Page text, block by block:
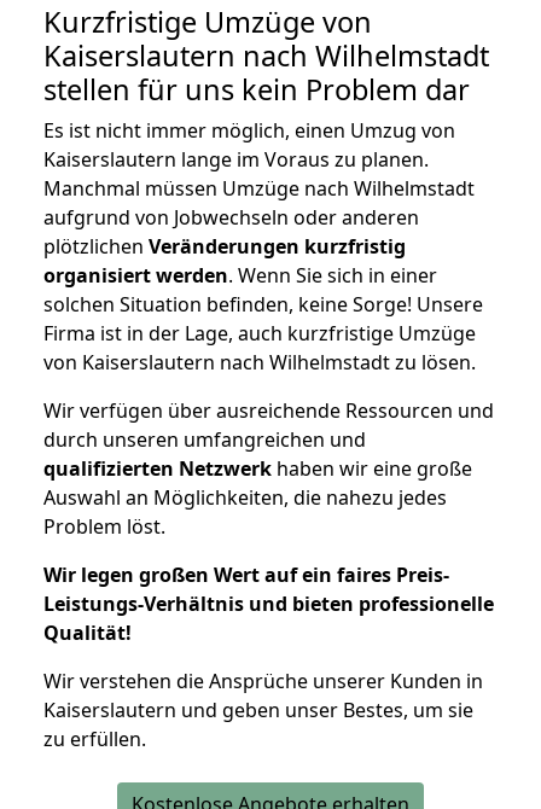
Kurzfristige Umzüge von
Kaiserslautern nach Wilhelmstadt
stellen für uns kein Problem dar
Es ist nicht immer möglich, einen Umzug von
Kaiserslautern lange im Voraus zu planen.
Manchmal müssen Umzüge nach Wilhelmstadt
aufgrund von Jobwechseln oder anderen
plötzlichen Veränderungen kurzfristig
organisiert werden. Wenn Sie sich in einer
solchen Situation befinden, keine Sorge! Unsere
Firma ist in der Lage, auch kurzfristige Umzüge
von Kaiserslautern nach Wilhelmstadt zu lösen.
Wir verfügen über ausreichende Ressourcen und
durch unseren umfangreichen und
qualifizierten Netzwerk haben wir eine große
Auswahl an Möglichkeiten, die nahezu jedes
Problem löst.
Wir legen großen Wert auf ein faires Preis-
Leistungs-Verhältnis und bieten professionelle
Qualität!
Wir verstehen die Ansprüche unserer Kunden in
Kaiserslautern und geben unser Bestes, um sie
zu erfüllen.